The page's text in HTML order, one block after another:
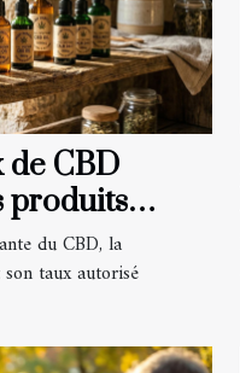
CBD
produits
du CBD, la
taux autorisé